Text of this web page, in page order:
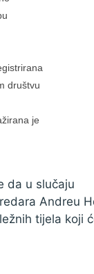
društvu
je
da u slučaju
Andreu
tijela koji